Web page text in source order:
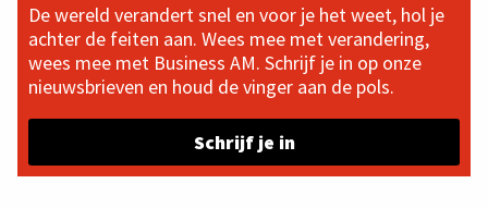
De wereld verandert snel en voor je het weet, hol je
achter de feiten aan. Wees mee met verandering,
wees mee met Business AM. Schrijf je in op onze
nieuwsbrieven en houd de vinger aan de pols.
Schrijf je in